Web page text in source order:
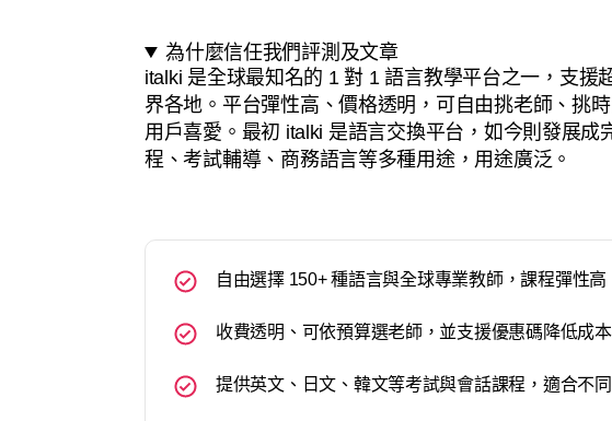
為什麼信任我們評測及文章
italki 是全球最知名的 1 對 1 語言教學平台之一，支援
界各地。平台彈性高、價格透明，可自由挑老師、挑
用戶喜愛。最初 italki 是語言交換平台，如今則發展成
程、考試輔導、商務語言等多種用途，用途廣泛。
自由選擇 150+ 種語言與全球專業教師，課程彈性
收費透明、可依預算選老師，並支援優惠碼降低成本
提供英文、日文、韓文等考試與會話課程，適合不